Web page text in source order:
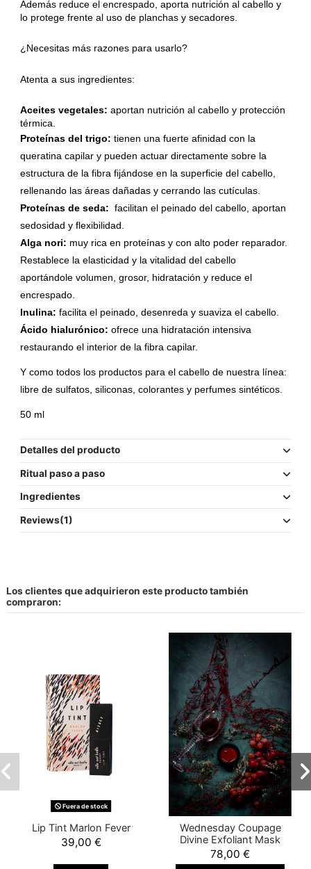
Además reduce el encrespado, aporta nutrición al cabello y
lo protege frente al uso de planchas y secadores.
¿Necesitas más razones para usarlo?
Atenta a sus ingredientes:
Aceites vegetales: aportan nutrición al cabello y protección
térmica.
Proteínas del trigo: tienen una fuerte afinidad con la
queratina capilar y pueden actuar directamente sobre la
estructura de la fibra fijándose en la superficie del cabello,
rellenando las áreas dañadas y cerrando las cutículas.
Proteínas de seda: facilitan el peinado del cabello, aportan
sedosidad y flexibilidad.
Alga nori: muy rica en proteínas y con alto poder reparador.
Restablece la elasticidad y la vitalidad del cabello
aportándole volumen, grosor, hidratación y reduce el
encrespado.
Inulina: facilita el peinado, desenreda y suaviza el cabello.
Ácido hialurónico: ofrece una hidratación intensiva
restaurando el interior de la fibra capilar.
Y como todos los productos para el cabello de nuestra línea:
libre de sulfatos, siliconas, colorantes y perfumes sintéticos.
50 ml
Detalles del producto
Ritual paso a paso
Ingredientes
Reviews(1)
Los clientes que adquirieron este producto también
compraron:
Fuera de stock
Lip Tint Marlon Fever
39,00 €
Wednesday Coupage
Divine Exfoliant Mask
78,00 €